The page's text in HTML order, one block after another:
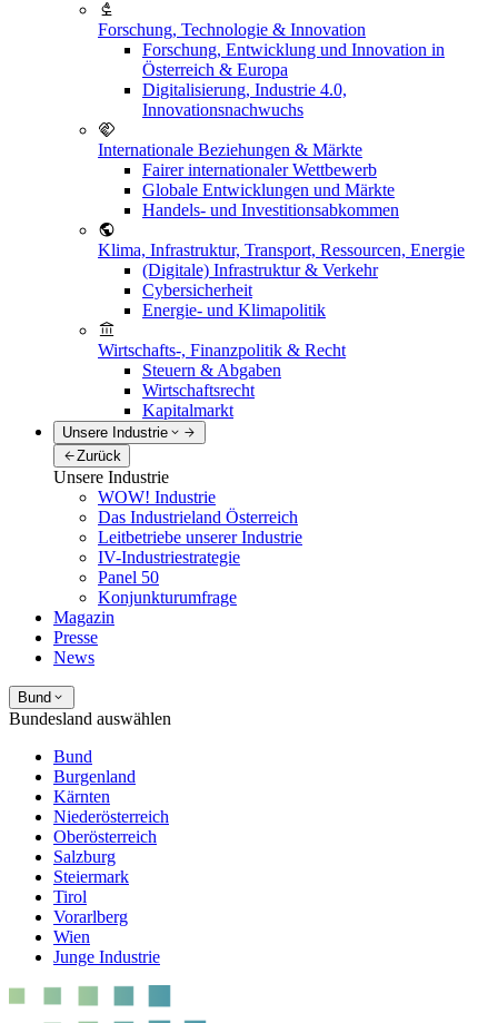
Forschung, Technologie & Innovation
Forschung, Entwicklung und Innovation in
Österreich & Europa
Digitalisierung, Industrie 4.0,
Innovationsnachwuchs
Internationale Beziehungen & Märkte
Fairer internationaler Wettbewerb
Globale Entwicklungen und Märkte
Handels- und Investitionsabkommen
Klima, Infrastruktur, Transport, Ressourcen, Energie
(Digitale) Infrastruktur & Verkehr
Cybersicherheit
Energie- und Klimapolitik
Wirtschafts-, Finanzpolitik & Recht
Steuern & Abgaben
Wirtschaftsrecht
Kapitalmarkt
Unsere Industrie
Zurück
Unsere Industrie
WOW! Industrie
Das Industrieland Österreich
Leitbetriebe unserer Industrie
IV-Industriestrategie
Panel 50
Konjunkturumfrage
Magazin
Presse
News
Bund
Bundesland auswählen
Bund
Burgenland
Kärnten
Niederösterreich
Oberösterreich
Salzburg
Steiermark
Tirol
Vorarlberg
Wien
Junge Industrie